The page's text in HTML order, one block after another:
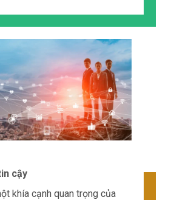
cậy
khía cạnh quan trọng của